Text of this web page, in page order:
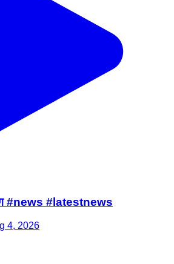
#news #latestnews
4, 2026